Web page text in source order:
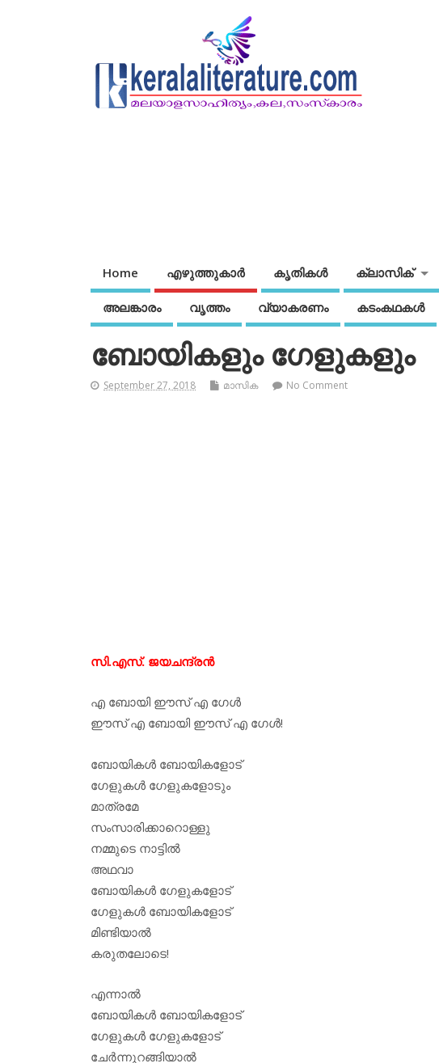
Home എഴുത്തുകാര്‍ കൃതികൾ ക്ലാസിക്
അലങ്കാരം വൃത്തം വ്യാകരണം കടംകഥകള്‍
ബോയികളും ഗേളുകളും
September 27, 2018 മാസിക No Comment
സി.എസ്. ജയചന്ദ്രന്‍
എ ബോയി ഈസ് എ ഗേള്‍
ഈസ് എ ബോയി ഈസ് എ ഗേള്‍!
ബോയികള്‍ ബോയികളോട്
ഗേളുകള്‍ ഗേളുകളോടും
മാത്രമേ
സംസാരിക്കാറൊള്ളു
നമ്മുടെ നാട്ടില്‍
അഥവാ
ബോയികള്‍ ഗേളുകളോട്
ഗേളുകള്‍ ബോയികളോട്
മിണ്ടിയാല്‍
കരുതലോടെ!
എന്നാല്‍
ബോയികള്‍ ബോയികളോട്
ഗേളുകള്‍ ഗേളുകളോട്
ചേര്‍ന്നുറങ്ങിയാല്‍